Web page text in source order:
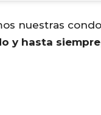
nuestras
y hasta